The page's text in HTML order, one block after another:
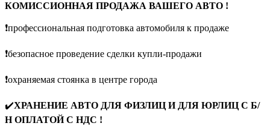
КОМИССИОННАЯ ПРОДАЖА ВАШЕГО АВТО !
❗️профессиональная подготовка автомобиля к продаже
❗️безопасное проведение сделки купли-продажи
❗️охраняемая стоянка в центре города
✔️ХРАНЕНИЕ АВТО ДЛЯ ФИЗЛИЦ И ДЛЯ ЮРЛИЦ С Б/
Н ОПЛАТОЙ С НДС !